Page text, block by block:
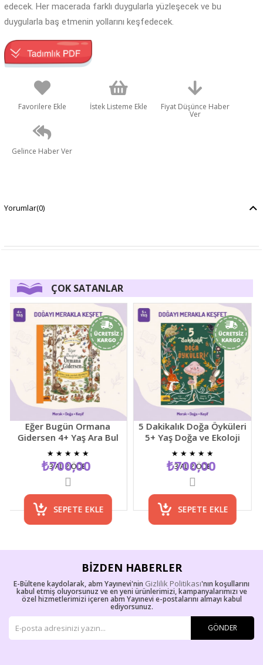
edecek. Her macerada farklı duygularla yüzleşecek ve bu
duygularla baş etmenin yollarını keşfedecek.
Favorilere Ekle İstek Listeme Ekle Fiyat Düşünce Haber
Ver
Gelince Haber Ver
Yorumlar(0)
ÇOK SATANLAR
Eğer Bugün Ormana
Gidersen 4+ Yaş Ara Bul
Resimli Çocuk Etkinlik
Kitabı
★★★★★
₺700,00
SEPETE EKLE
3 AL 2 ÖDE
5 Dakikalık Doğa Öyküleri
5+ Yaş Doğa ve Ekoloji
Temalı Çocuk Hikaye
Kitabı
★★★★★
₺700,00
SEPETE EKLE
3 AL 2 ÖDE
BIZDEN HABERLER
E-Bültene kaydolarak, abm Yayınevi'nin Gizlilik Politikası'nın koşullarını
kabul etmiş oluyorsunuz ve en yeni ürünlerimizi, kampanyalarımızı ve
özel hizmetlerimizi içeren abm Yayınevi e-postalarını almayı kabul
ediyorsunuz.
GÖNDER